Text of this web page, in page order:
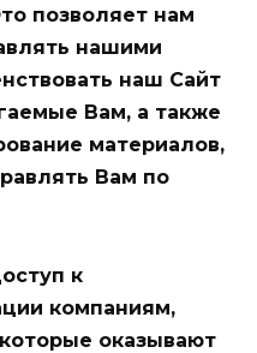
позволяет нам
нашими
наш Сайт
Вам, а также
материалов,
Вам по
к
компаниям,
оказывают